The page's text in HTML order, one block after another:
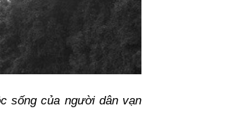
sống của người dân vạn